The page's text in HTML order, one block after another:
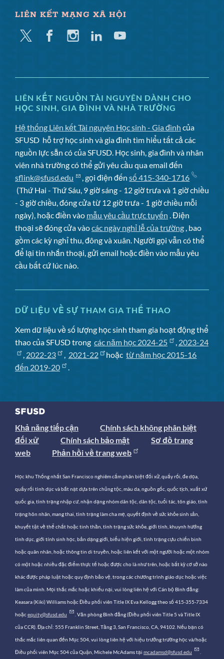
LIÊN KẾT MẠNG XÃ HỘI
Twitter FacebookInstagramLinkedinYouTube
LIÊN KẾT NGUỒN TÀI NGUYÊN DÀNH CHO
HỌC SINH, GIA ĐÌNH VÀ NHÀ TRƯỜNG
Hệ thống Liên kết Tài nguyên Học sinh - Gia đình của
SFUSD hỗ trợ học sinh và gia đình tìm hiểu tất cả các
nguồn lực sẵn có của SFUSD. Học sinh, gia đình và nhân
viên nhà trường có thể gửi yêu cầu qua email đến
sflink@sfusd.edu
, gọi điện đếnsố 415-340-1716
(Thứ Hai - Thứ Sáu, 9 giờ sáng - 12 giờ trưa và 1 giờ chiều
- 3 giờ chiều, đóng cửa từ 12 giờ trưa - 1 giờ chiều mỗi
ngày), hoặc điền vào mẫu yêu cầu trực tuyến . Điện
thoại sẽ đóng cửa vàocác ngày nghỉ lễ của trường , bao
gồm các kỳ nghỉ thu, đông và xuân. Người gọi vẫn có thể
để lại tin nhắn thoại, gửi email hoặc điền vào mẫu yêu
cầu bất cứ lúc nào.
DỮ LIỆU VỀ SỰ THAM GIA THỂ THAO
Xem dữ liệu về số lượng học sinh tham gia hoạt động thể
thao của SFUSD trong các năm học 2024-25 , 2023-24
, 2022-23 , 2021-22 hoặctừ năm học 2015-16
đến 2019-20
.
Khả năng tiếp cận
Chính sách không phân biệt
đối xử
Chính sách bảo mật
Sơ đồ trang
web
Phản hồi về trang web
Học khu Thống nhất San Francisco nghiêm cấm phân biệt đối xử, quấy rối, đe dọa,
quấy rối tình dục và bắt nạt dựa trên chủng tộc, màu da, nguồn gốc, quốc tịch, xuất xứ
quốc gia, tình trạng nhập cư, nhận dạng nhóm dân tộc, dân tộc, tuổi tác, tôn giáo, tình
trạng hôn nhân, mang thai, tình trạng làm cha mẹ, quyết định về sức khỏe sinh sản,
khuyết tật về thể chất hoặc tinh thần, tình trạng sức khỏe, giới tính, khuynh hướng
tình dục, giới tính sinh học, bản dạng giới, biểu hiện giới, tình trạng cựu chiến binh
hoặc quân nhân, hoặc thông tin di truyền, hoặc liên kết với một người hoặc một nhóm
có một hoặc nhiều đặc điểm thực tế hoặc được cho là như trên, hoặc bất kỳ cơ sở nào
khác được pháp luật hoặc quy định bảo vệ, trong các chương trình giáo dục hoặc việc
làm của mình. Mọi thắc mắc hoặc khiếu nại, vui lòng liên hệ với Cán bộ Bình đẳng:
Keasara (Kiki) Williams hoặc Điều phối viên Title IX Eva Kellogg theo số 415-355-7334
hoặcequity@sfusd.edu . Văn phòng Bình đẳng (Điều phối viên Title 5 và Title IX
của CCR). Địa chỉ: 555 Franklin Street, Tầng 3, San Francisco, CA, 94102. Nếu bạn có
thắc mắc liên quan đến Mục 504, vui lòng liên hệ với hiệu trưởng trường học và/hoặc
Điều phối viên Mục 504 của Quận, Michele McAdams tại mcadamsd@sfusd.edu